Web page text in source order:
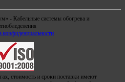
- Кабельные системы обогрева и
конфиденциальности
стоимость и сроки поставки имеют